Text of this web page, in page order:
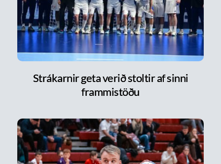
Strákarnir geta verið stoltir af sinni
frammistöðu